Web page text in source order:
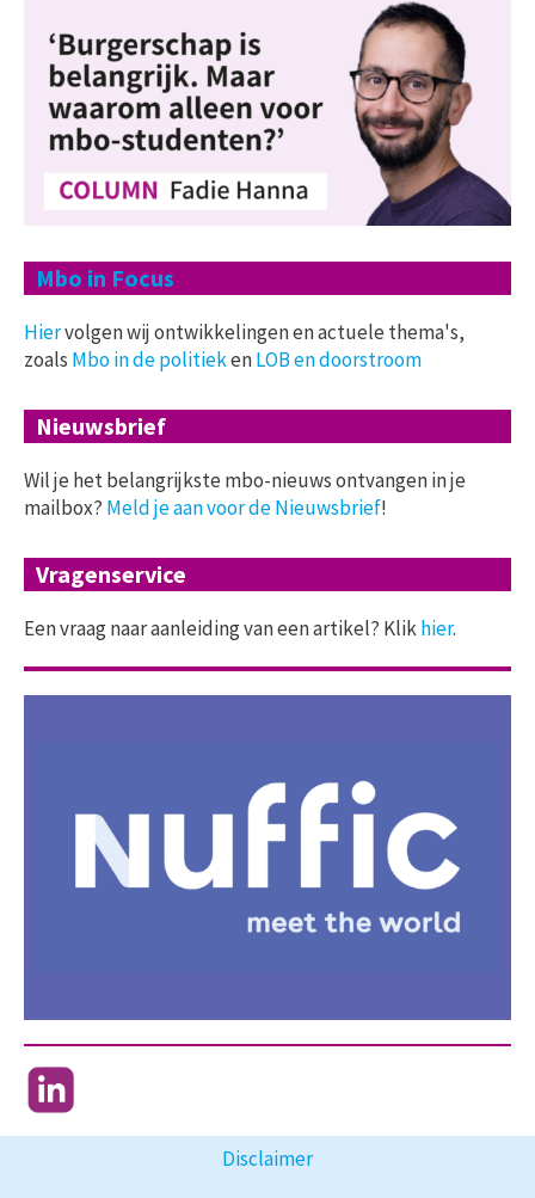
Mbo in Focus
Hiervolgen wij ontwikkelingen en actuele thema's,
zoals Mbo in de politiekenLOB en doorstroom
Nieuwsbrief
Wil je het belangrijkste mbo-nieuws ontvangen in je
mailbox? Meld je aan voor de Nieuwsbrief!
Vragenservice
Een vraag naar aanleiding van een artikel? Klikhier.
Disclaimer